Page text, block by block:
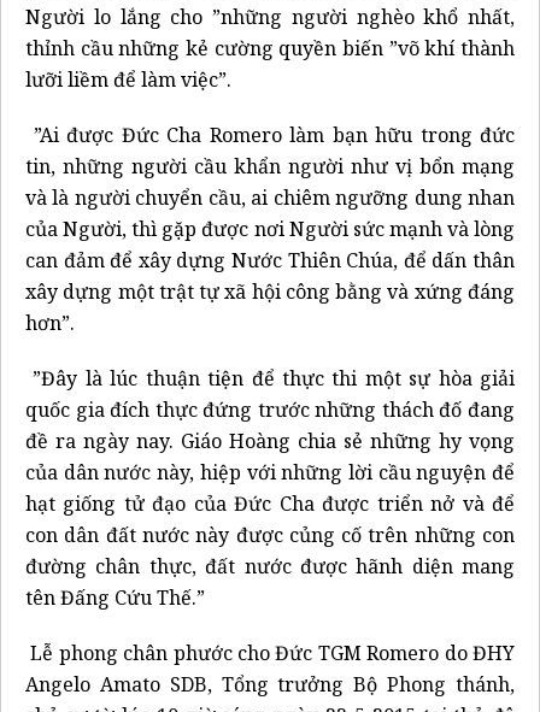
Người lo lắng cho ”những người nghèo khổ nhất,
thỉnh cầu những kẻ cường quyền biến ”võ khí thành
lưỡi liềm để làm việc”.
”Ai được Đức Cha Romero làm bạn hữu trong đức
tin, những người cầu khẩn người như vị bổn mạng
và là người chuyển cầu, ai chiêm ngưỡng dung nhan
của Người, thì gặp được nơi Người sức mạnh và lòng
can đảm để xây dựng Nước Thiên Chúa, để dấn thân
xây dựng một trật tự xã hội công bằng và xứng đáng
hơn”.
”Đây là lúc thuận tiện để thực thi một sự hòa giải
quốc gia đích thực đứng trước những thách đố đang
đề ra ngày nay. Giáo Hoàng chia sẻ những hy vọng
của dân nước này, hiệp với những lời cầu nguyện để
hạt giống tử đạo của Đức Cha được triển nở và để
con dân đất nước này được củng cố trên những con
đường chân thực, đất nước được hãnh diện mang
tên Đấng Cứu Thế.”
Lễ phong chân phước cho Đức TGM Romero do ĐHY
Angelo Amato SDB, Tổng trưởng Bộ Phong thánh,